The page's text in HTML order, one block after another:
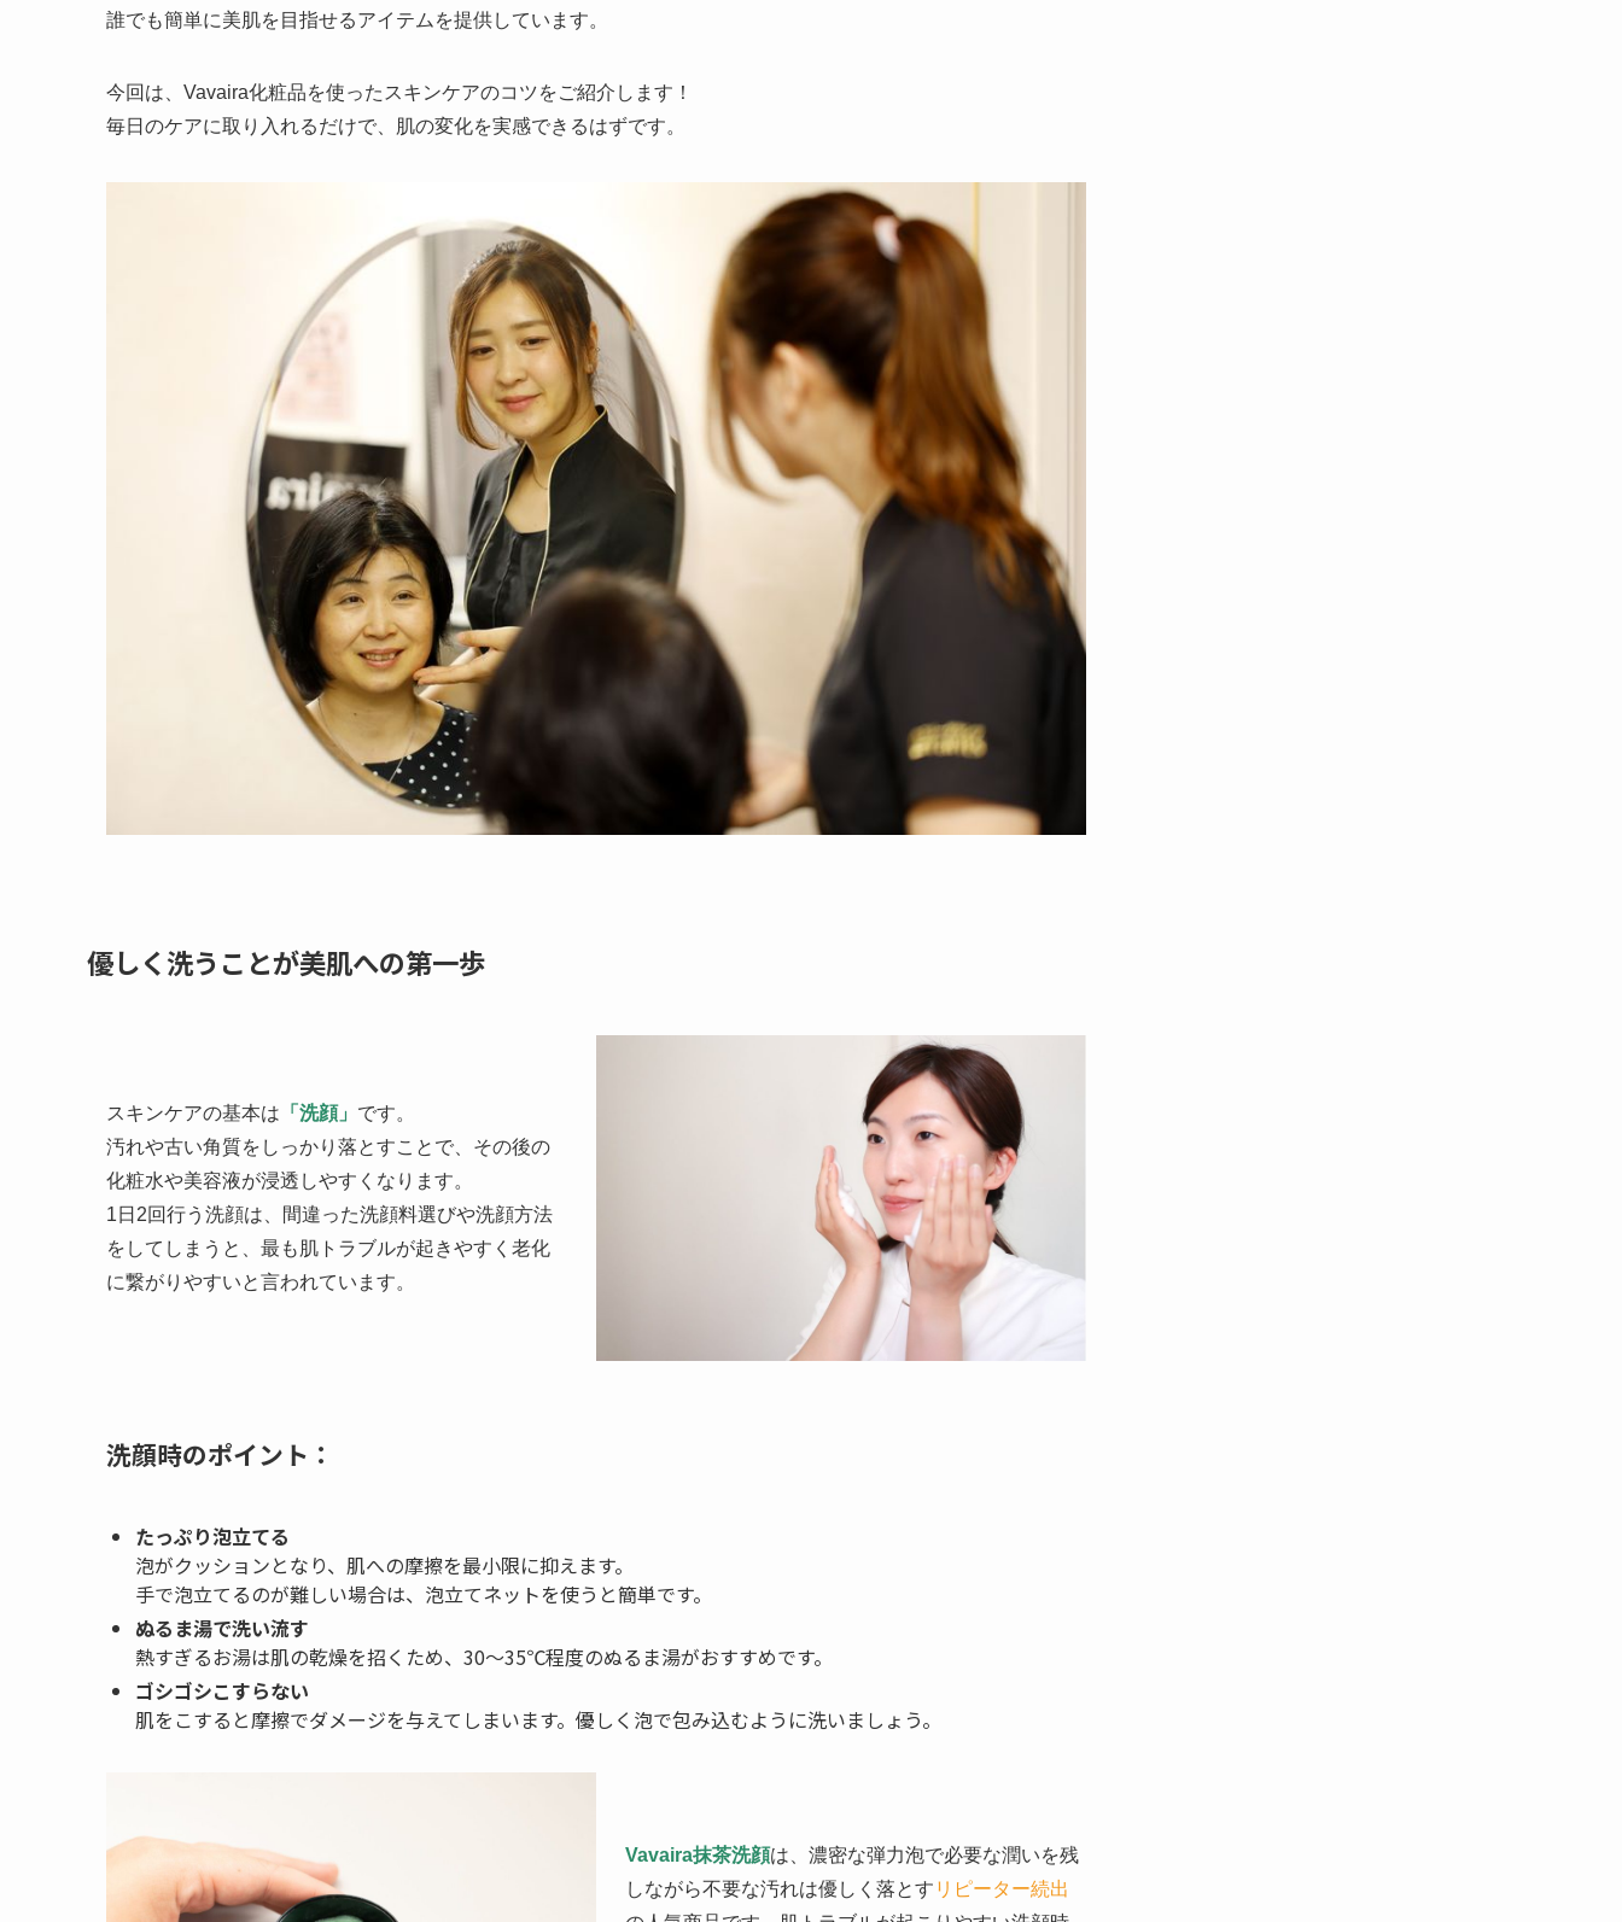
誰でも簡単に美肌を目指せるアイテムを提供しています。
今回は、Vavaira化粧品を使ったスキンケアのコツをご紹介します！
毎日のケアに取り入れるだけで、肌の変化を実感できるはずです。
優しく洗うことが美肌への第一歩
スキンケアの基本は 「洗顔」 です。
汚れや古い角質をしっかり落とすことで、その後の
化粧水や美容液が浸透しやすくなります。
1日2回行う洗顔は、間違った洗顔料選びや洗顔方法
をしてしまうと、最も肌トラブルが起きやすく老化
に繋がりやすいと言われています。
洗顔時のポイント：
たっぷり泡立てる
泡がクッションとなり、肌への摩擦を最小限に抑えます。
手で泡立てるのが難しい場合は、泡立てネットを使うと簡単です。
ぬるま湯で洗い流す
熱すぎるお湯は肌の乾燥を招くため、30〜35℃程度のぬるま湯がおすすめです。
ゴシゴシこすらない
肌をこすると摩擦でダメージを与えてしまいます。優しく泡で包み込むように洗いましょう。
Vavaira抹茶洗顔は、濃密な弾力泡で必要な潤いを残
しながら不要な汚れは優しく落とす リピーター続出